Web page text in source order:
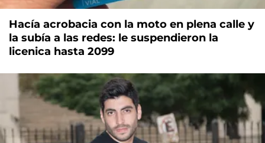
Hacía acrobacia con la moto en plena calle y
la subía a las redes: le suspendieron la
licenica hasta 2099